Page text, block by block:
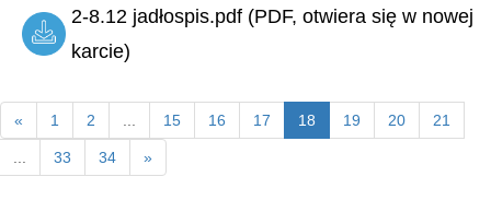
2-8.12 jadłospis.pdf (PDF, otwiera się w nowej
karcie)
« 1 2 15 16 17 18 19 20 21
33 34 »